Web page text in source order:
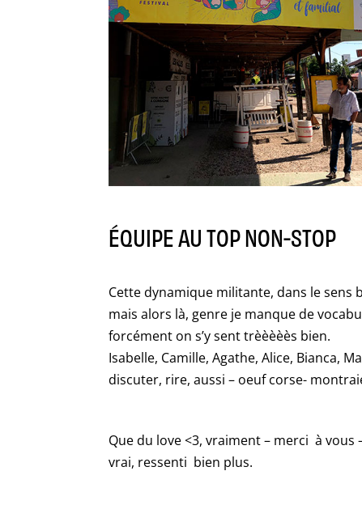
ÉQUIPE AU TOP NON-STOP
Cette dynamique militante, dans le
mais alors là, genre je manque de
forcément on s’y sent trèèèèès bien.
Isabelle, Camille, Agathe, Alice, Bianca,
discuter, rire, aussi – oeuf corse-
Que du love <3, vraiment – merci à vous
vrai, ressenti bien plus.